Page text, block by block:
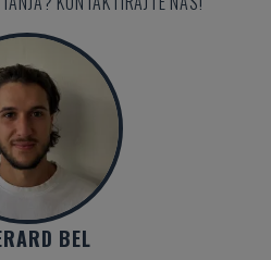
BEL